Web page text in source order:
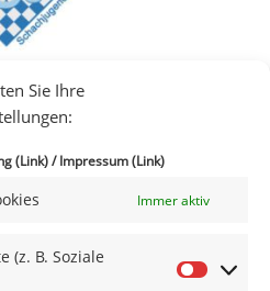
Sie Ihre
(Link)/Impressum (Link)
Immer aktiv
(z. B. Soziale